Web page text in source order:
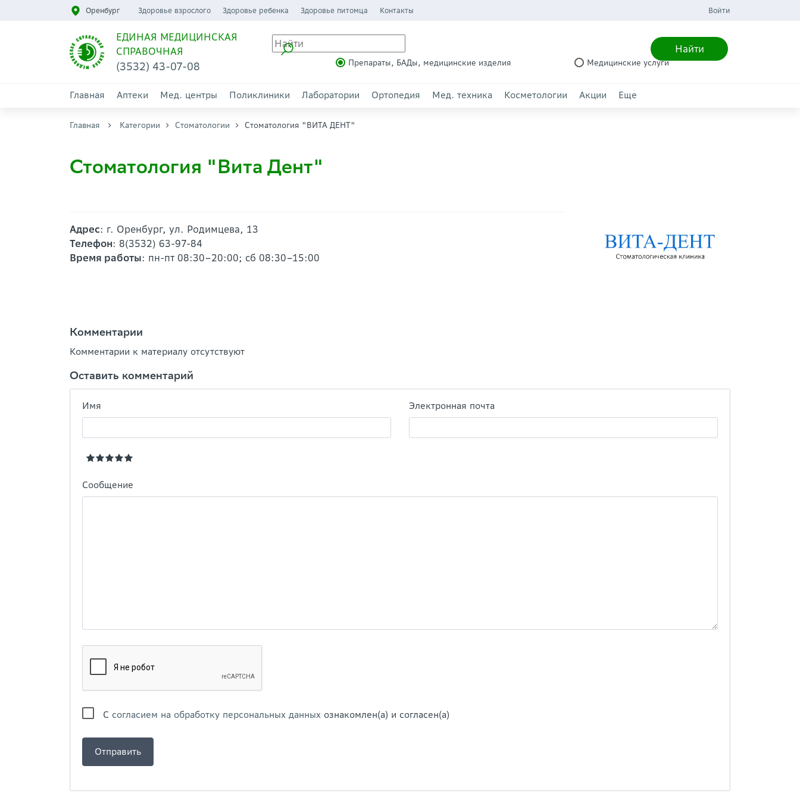
Оренбург Здоровье взрослого Здоровье ребенка Здоровье питомца Контакты Войти
ЕДИНАЯ МЕДИЦИНСКАЯ
СПРАВОЧНАЯ
(3532) 43-07-08
Найти
Препараты, БАДы, медицинские изделия Медицинские услуги
Главная Аптеки Мед. центры Поликлиники Лаборатории Ортопедия Мед. техника Косметологии Акции Еще
Главная Категории Стоматологии Стоматология "ВИТА ДЕНТ"
Стоматология "Вита Дент"
Адрес: г. Оренбург, ул. Родимцева, 13
Телефон: 8(3532) 63-97-84
Время работы: пн-пт 08:30–20:00; сб 08:30–15:00
Комментарии
Комментарии к материалу отсутствуют
Оставить комментарий
Имя Электронная почта
Сообщение
С согласием на обработку персональных данных ознакомлен(а) и согласен(а)